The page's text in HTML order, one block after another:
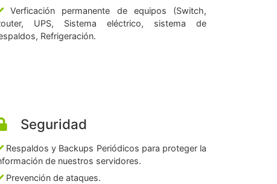
Verficación permanente de equipos (Switch,
UPS, Sistema eléctrico, sistema de
Refrigeración.
Seguridad
Respaldos y Backups Periódicos para proteger la
de nuestros servidores.
Prevención de ataques.